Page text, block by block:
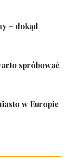
– dokąd
spróbować
w Europie